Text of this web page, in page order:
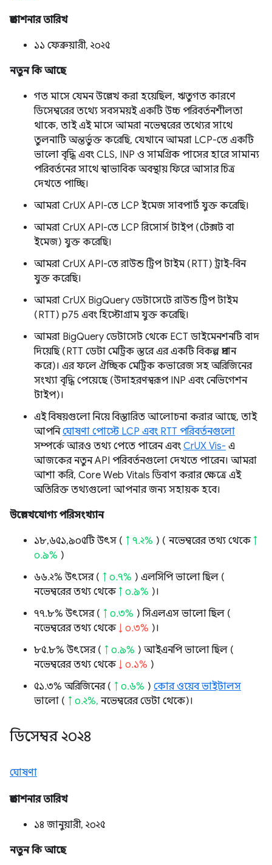
প্রকাশনার তারিখ
১১ ফেব্রুয়ারী, ২০২৫
নতুন কি আছে
গত মাসে যেমন উল্লেখ করা হয়েছিল, ঋতুগত কারণে
ডিসেম্বরের তথ্যে সবসময়ই একটি উচ্চ পরিবর্তনশীলতা
থাকে, তাই এই মাসে আমরা নভেম্বরের তথ্যের সাথে
তুলনাটি অন্তর্ভুক্ত করেছি, যেখানে আমরা LCP-তে একটি
ভালো বৃদ্ধি এবং CLS, INP ও সামগ্রিক পাসের হারে সামান্য
পরিবর্তনের সাথে স্বাভাবিক অবস্থায় ফিরে আসার চিত্র
দেখতে পাচ্ছি।
আমরা CrUX API-তে LCP ইমেজ সাবপার্ট যুক্ত করেছি।
আমরা CrUX API-তে LCP রিসোর্স টাইপ (টেক্সট বা
ইমেজ) যুক্ত করেছি।
আমরা CrUX API-তে রাউন্ড ট্রিপ টাইম (RTT) ট্রাই-বিন
যুক্ত করেছি।
আমরা CrUX BigQuery ডেটাসেটে রাউন্ড ট্রিপ টাইম
(RTT) p75 এবং হিস্টোগ্রাম যুক্ত করেছি।
আমরা BigQuery ডেটাসেট থেকে ECT ডাইমেনশনটি বাদ
দিয়েছি (RTT ডেটা মেট্রিক স্তরে এর একটি বিকল্প প্রদান
করে)। এর ফলে ঐচ্ছিক মেট্রিক কভারেজ সহ অরিজিনের
সংখ্যা বৃদ্ধি পেয়েছে (উদাহরণস্বরূপ INP এবং নেভিগেশন
টাইপ)।
এই বিষয়গুলো নিয়ে বিস্তারিত আলোচনা করার আছে, তাই
আপনিঘোষণা পোস্টে LCP এবং RTT পরিবর্তনগুলো
সম্পর্কে আরও তথ্য পেতে পারেন এবং CrUX Vis- এ
আজকের নতুন API পরিবর্তনগুলো দেখতে পারেন। আমরা
আশা করি, Core Web Vitals ডিবাগ করার ক্ষেত্রে এই
অতিরিক্ত তথ্যগুলো আপনার জন্য সহায়ক হবে।
উল্লেখযোগ্য পরিসংখ্যান
১৮,৬৫১,৯০৫টি উৎস ( ↑ ৭.২% ) ( নভেম্বরের তথ্য থেকে ↑
০.৯% )
৬৬.২% উৎসের ( ↑ ০.৭% ) এলসিপি ভালো ছিল (
নভেম্বরের তথ্য থেকে ↑ ০.৯% )।
৭৭.৮% উৎসের ( ↑ ০.৩% ) সিএলএস ভালো ছিল (
নভেম্বরের তথ্য থেকে ↓ ০.৩% )।
৮৫.৮% উৎসের ( ↑ ০.৯% ) আইএনপি ভালো ছিল (
নভেম্বরের তথ্য থেকে ↓ ০.১% )
৫১.৩% অরিজিনের ( ↑ ০.৬% ) কোর ওয়েব ভাইটালস
ভালো ( ↑ ০.২%, নভেম্বরের ডেটা থেকে)।
ডিসেম্বর ২০২৪
ঘোষণা
প্রকাশনার তারিখ
১৪ জানুয়ারী, ২০২৫
নতুন কি আছে